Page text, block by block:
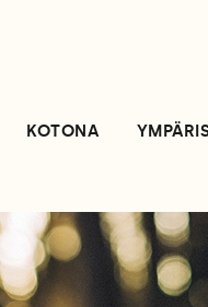
KOTONA